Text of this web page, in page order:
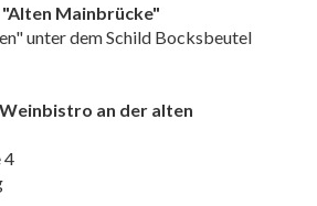
Mainbrücke"
unter dem Schild Bocksbeutel
an der alten
4